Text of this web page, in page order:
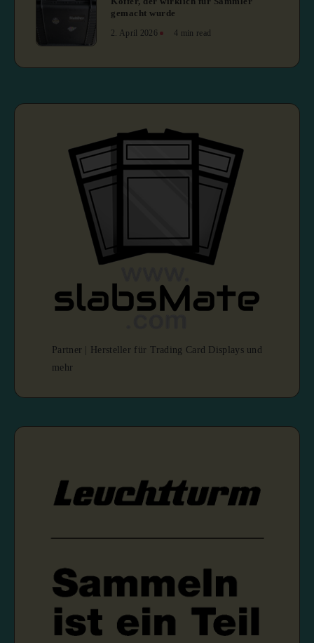
gemacht wurde
2. April 2026 4 min read
Partner | Hersteller für Trading Card Displays und
mehr